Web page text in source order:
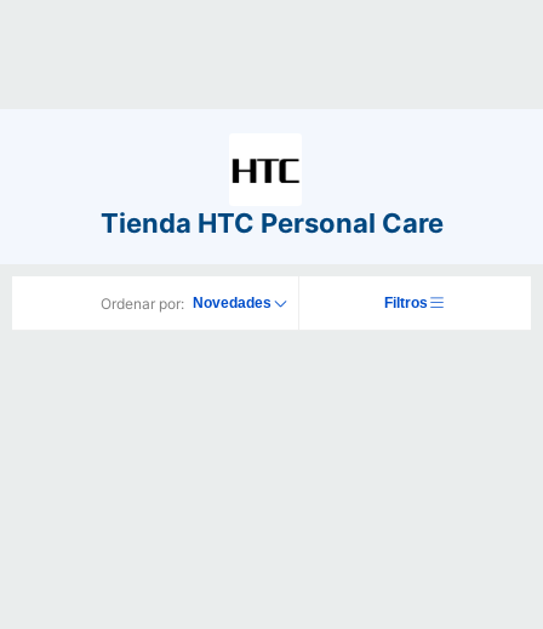
Tienda HTC Personal Care
Ordenar por: Novedades Filtros